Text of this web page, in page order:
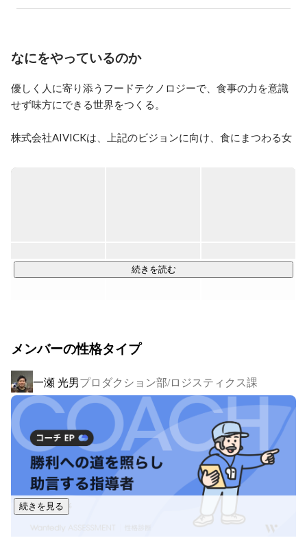
その後、WEB系のDBエンジニアとして活動。
を実感。
1度目の寛解で、健康な状態のうちに仲間と共に世に役
理・WEBシステム受託開発を行う株式会社AIVICKを創
業。
を危惧。ひとりひとりが、栄養バランス良い食事を手軽
なにをやっているのか
優しく人に寄り添うフードテクノロジーで、食事の力を意識
せず味方にできる世界をつくる。
株式会社AIVICKは、上記のビジョンに向け、食にまつわる女
年の設立より京都に本社を構え、事業を営んでおります。
そのミッションの実現に向け、私達AIVICKは、SI事業で培っ
たノウハウを活かし、「ICT×食」による新たな暮らしのイン
フラ構築に取り組んでいます。
以下に、私達の代表的なサービスをご紹介します。
＜シェフの無添つくりおき＞
食事の準備に日々追われ、生活のゆとりを失いがちなご家庭
に、「大切な人と一緒に分かち合いたい」と思えるような食
と時間の豊かさをお届けしたい。そんな思いから、誰もが安
心しておいしく食べられる「おうち給食」をコンセプトに開
発した冷蔵食宅配サービスです。
続きを読む
メンバーの性格タイプ
一瀬 光男プロダクション部/ロジスティクス課
続きを見る